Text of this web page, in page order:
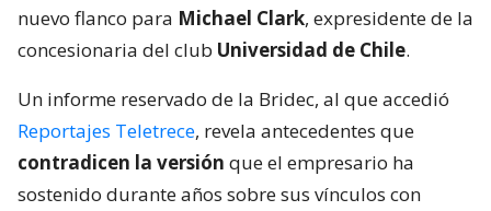
nuevo flanco para Michael Clark, expresidente de la
concesionaria del club Universidad de Chile.
Un informe reservado de la Bridec, al que accedió
Reportajes Teletrece, revela antecedentes que
contradicen la versión que el empresario ha
sostenido durante años sobre sus vínculos con